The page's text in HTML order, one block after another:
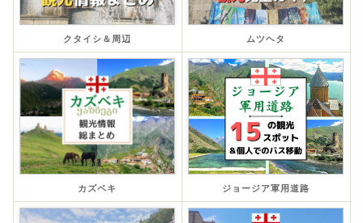
クタイシ＆周辺 ムツヘタ
カズベキ ジョージア軍用道路